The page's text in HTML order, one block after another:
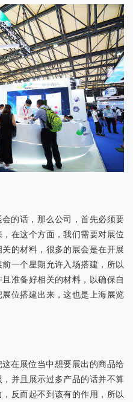
的话，那么公司，首先必须要
在这个方面，我们需要对展位
的材料，很多的展会是在开展
一个星期允许入场搭建，所以
准备好相关的材料，以确保自
位搭建出来，这也是上海展览
在展位当中想要展出的商品给
并且展示过多产品的话并不算
反而起不到该有的作用，所以